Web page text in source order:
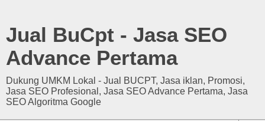
Jual BuCpt - Jasa SEO
Advance Pertama
Dukung UMKM Lokal - Jual BUCPT, Jasa iklan, Promosi,
Jasa SEO Profesional, Jasa SEO Advance Pertama, Jasa
SEO Algoritma Google